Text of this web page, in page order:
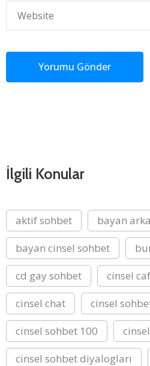
İlgili Konular
aktif sohbet
bayan
bayan cinsel sohbet
cd gay sohbet
cinsel
cinsel chat
cinsel
cinsel sohbet 100
cinsel sohbet diyalogları